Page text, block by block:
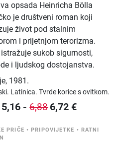
opsada Heinricha Bölla
je društveni roman koji
život pod stalnim
i prijetnjom terorizma.
istražuje sukob sigurnosti,
i ljudskog dostojanstva.
, 1981.
Latinica.Tvrde korice s ovitkom.
5,16 -6,88 6,72 €
PRIČE • PRIPOVIJETKE • RATNI